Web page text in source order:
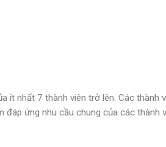
ít nhất 7 thành viên trở lên. Các thành
ứng nhu cầu chung của các thành